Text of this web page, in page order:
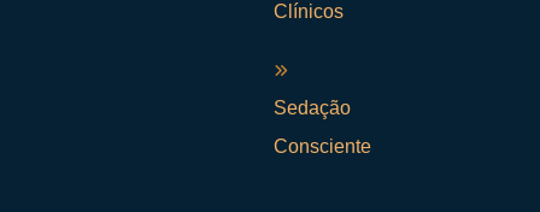
Clínicos
Sedação
Consciente